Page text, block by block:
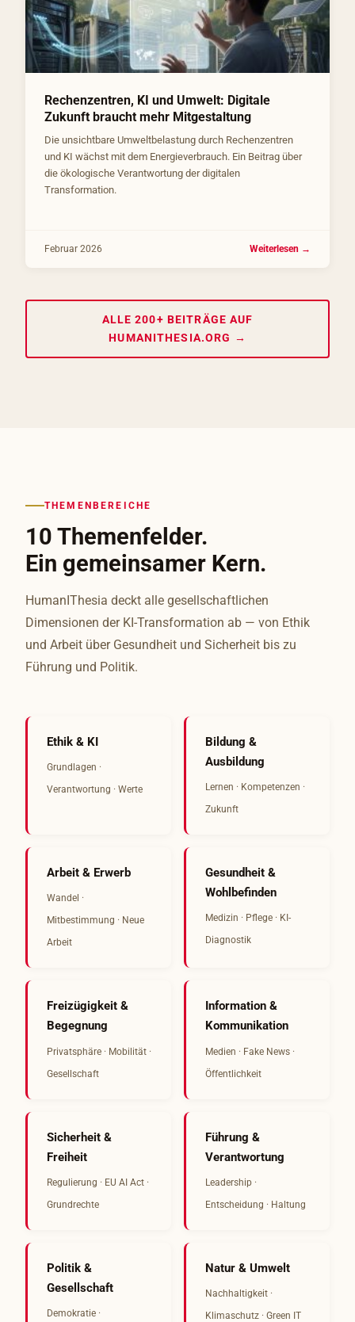
Rechenzentren, KI und Umwelt: Digitale
Zukunft braucht mehr Mitgestaltung
Die unsichtbare Umweltbelastung durch Rechenzentren
und KI wächst mit dem Energieverbrauch. Ein Beitrag über
die ökologische Verantwortung der digitalen
Transformation.
Februar 2026 Weiterlesen →
ALLE 200+ BEITRÄGE AUF
HUMANITHESIA.ORG →
THEMENBEREICHE
10 Themenfelder.
Ein gemeinsamer Kern.
HumanIThesia deckt alle gesellschaftlichen
Dimensionen der KI-Transformation ab — von Ethik
und Arbeit über Gesundheit und Sicherheit bis zu
Führung und Politik.
Ethik & KI
Grundlagen ·
Verantwortung · Werte
Bildung &
Ausbildung
Lernen · Kompetenzen ·
Zukunft
Arbeit & Erwerb
Wandel ·
Mitbestimmung · Neue
Arbeit
Gesundheit &
Wohlbefinden
Medizin · Pflege · KI-
Diagnostik
Freizügigkeit &
Begegnung
Privatsphäre · Mobilität ·
Gesellschaft
Information &
Kommunikation
Medien · Fake News ·
Öffentlichkeit
Sicherheit &
Freiheit
Regulierung · EU AI Act ·
Grundrechte
Führung &
Verantwortung
Leadership ·
Entscheidung · Haltung
Politik &
Gesellschaft
Demokratie ·
Natur & Umwelt
Nachhaltigkeit ·
Klimaschutz · Green IT